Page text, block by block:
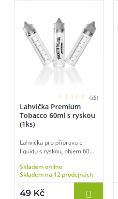
(35)
Lahvička Premium
Tobacco 60ml s ryskou
(1ks)
Lahvička pro přípravu e-
liquidu s ryskou, objem 60ml,
materiál PET, úzké kapátko
pro snadné plnění,
transparentní barva, balení 1
Skladem online
Skladem na 12 prodejnách
49 Kč